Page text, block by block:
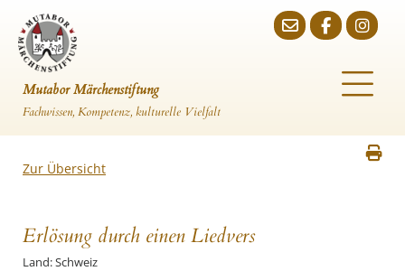
Mutabor Märchenstiftung
Fachwissen, Kompetenz, kulturelle Vielfalt
Zur Übersicht
Erlösung durch einen Liedvers
Land: Schweiz